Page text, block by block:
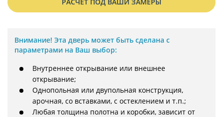
Внимание! Эта дверь может быть сделана с
параметрами на Ваш выбор:
Внутреннее открывание или внешнее
открывание;
Однопольная или двупольная конструкция,
арочная, со вставками, с остеклением и т.п.;
Любая толщина полотна и коробки, зависит от